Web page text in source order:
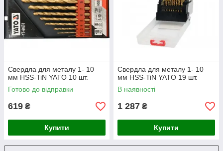
Свердла для металу 1- 10
мм HSS-TiN YATO 10 шт.
Готово до відправки
619 ₴
Купити
Свердла для металу 1- 10
мм HSS-TiN YATO 19 шт.
В наявності
1 287 ₴
Купити